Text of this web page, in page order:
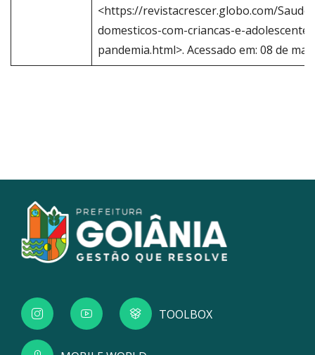
<https://revistacrescer.globo.com/
domesticos-com-criancas-e-
pandemia.html>. Acessado em: 08 de
TOOLBOX